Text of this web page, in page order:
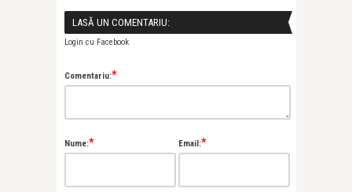
LASĂ UN COMENTARIU:
Login cu Facebook
Comentariu:*
Nume:* Email:*